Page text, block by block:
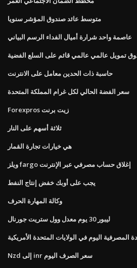
متوسط ​​عائد صندوق المؤشر سنويا
عاصمة واحد شرارة أميال الفداء الرسم البياني
تمويل عالمي عالمي قائم على السلع الفضية
حاسبة ذات الحدين معامل على الانترنت
سعر الفضة الحالي لكل غرام المملكة المتحدة
Forexpros زيت برنت
ثلاثة أسهم على النار
هي خيارات تجارة القمار
ويلز fargo إغلاق حساب مصرفي عبر الإنترنت
يجب على أوبك خفض إنتاج النفط
وكالة المهارة الحرف
ليبور 30 ​​يوم معدل وول ستريت جورنال
المصرفية اليوم في الولايات المتحدة الأمريكية
Nzd إلى inr سعر الصرف اليوم